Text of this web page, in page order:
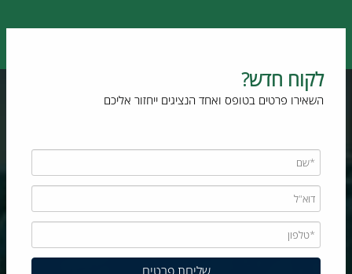
לקוח חדש?
השאירו פרטים בטופס ואחד הנציגים ייחזור אליכם